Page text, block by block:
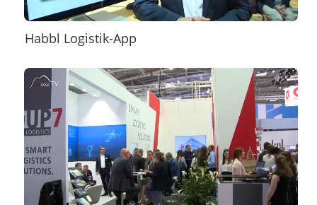
Habbl Logistik-App